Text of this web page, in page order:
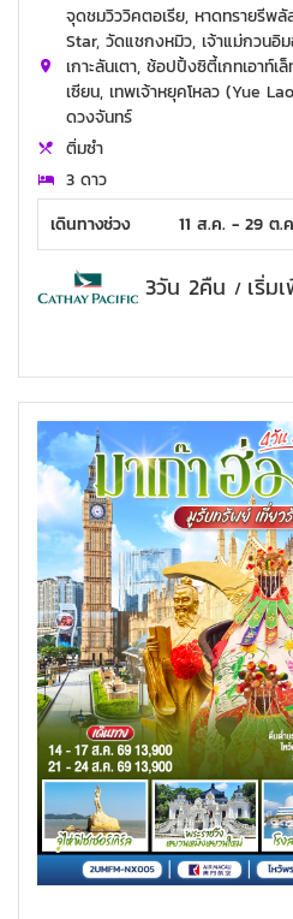
จุดชมวิววิคตอเรีย, หาดทรายรีพ
Star, วัดแชกงหมิว, เจ้าแม่กวนอิ
เกาะลันเตา, ช้อปปิ้งซิตี้เกทเอา
เซียน, เทพเจ้าหยุคโหลว (Yue
ดวงจันทร์
ติ่มซำ
3 ดาว
เดินทางช่วง
11 ส.ค. - 29 ต.
3วัน 2คืน / เริ่ม